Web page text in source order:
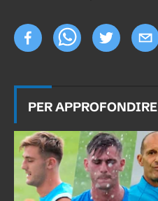
PER APPROFONDIRE